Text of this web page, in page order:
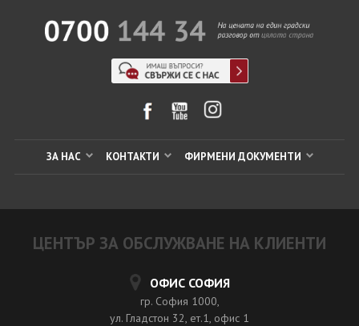
ЗА НАС КОНТАКТИ ФИРМЕНИ ДОКУМЕНТИ
ЦЕНТЪР ЗА ОБСЛУЖВАНЕ НА КЛИЕНТИ
ОФИС СОФИЯ
гр. София 1000,
ул. Гладстон 32, ет.1, офис 1